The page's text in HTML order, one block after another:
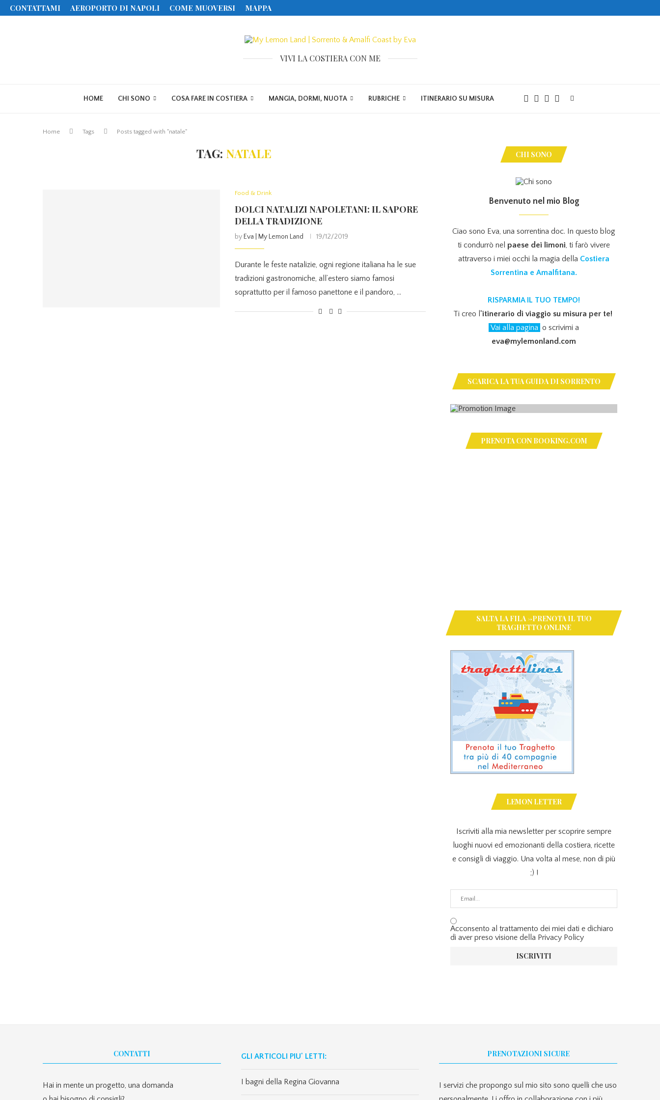
CONTATTAMI AEROPORTO DI NAPOLI COME MUOVERSI MAPPA
VIVI LA COSTIERA CON ME
HOME CHI SONO COSA FARE IN COSTIERA MANGIA, DORMI, NUOTA RUBRICHE ITINERARIO SU MISURA
Home Tags Posts tagged with "natale"
TAG: NATALE
Food & Drink
DOLCI NATALIZI NAPOLETANI: IL SAPORE
DELLA TRADIZIONE
by Eva | My Lemon Land 19/12/2019
Durante le feste natalizie, ogni regione italiana ha le sue
tradizioni gastronomiche, all’estero siamo famosi
soprattutto per il famoso panettone e il pandoro, …
CHI SONO
Benvenuto nel mio Blog
Ciao sono Eva, una sorrentina doc. In questo blog
ti condurrò nel paese dei limoni, ti farò vivere
attraverso i miei occhi la magia della Costiera
Sorrentina e Amalfitana.
RISPARMIA IL TUO TEMPO!
Ti creo l 'itinerario di viaggio su misura per te!
Vai alla pagina o scrivimi a
eva@mylemonland.com
SCARICA LA TUA GUIDA DI SORRENTO
PRENOTA CON BOOKING.COM
SALTA LA FILA ->PRENOTA IL TUO
TRAGHETTO ONLINE
LEMON LETTER
Iscriviti alla mia newsletter per scoprire sempre
luoghi nuovi ed emozionanti della costiera, ricette
e consigli di viaggio. Una volta al mese, non di più
;) !
Acconsento al trattamento dei miei dati e dichiaro
di aver preso visione della Privacy Policy
CONTATTI
Hai in mente un progetto, una domanda
GLI ARTICOLI PIU' LETTI:
I bagni della Regina Giovanna
PRENOTAZIONI SICURE
I servizi che propongo sul mio sito sono quelli che uso